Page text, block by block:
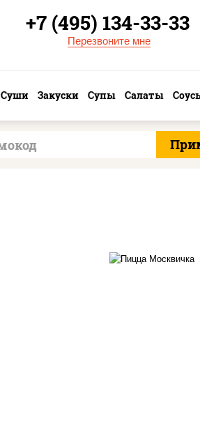
+7 (495) 134-33-33
Перезвоните мне
Суши Закуски Супы Салаты